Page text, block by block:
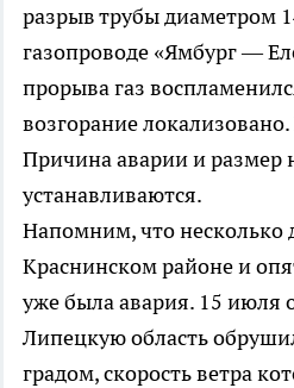
разрыв трубы диаметром
газопроводе «Ямбург —
прорыва газ
возгорание
Причина аварии и размер
устанавливаются.
Напомним, что несколько
Краснинском районе и
уже была авария. 15 июля
Липецкую область
градом, скорость ветра